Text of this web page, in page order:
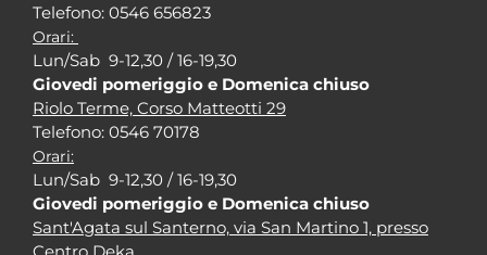
Telefono: 0546 656823
Orari:
Lun/Sab 9-12,30 / 16-19,30
Giovedi pomeriggio e Domenica chiuso
Riolo Terme, Corso Matteotti 29
Telefono: 0546 70178
Orari:
Lun/Sab 9-12,30 / 16-19,30
Giovedi pomeriggio e Domenica chiuso
Sant'Agata sul Santerno, via San Martino 1, presso